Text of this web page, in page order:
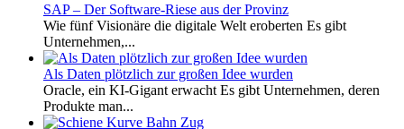
SAP – Der Software-Riese aus der Provinz
Wie fünf Visionäre die digitale Welt eroberten Es gibt
Unternehmen,...
Als Daten plötzlich zur großen Idee wurden
Oracle, ein KI-Gigant erwacht Es gibt Unternehmen, deren
Produkte man...